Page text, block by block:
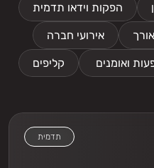
הפקות וידאו תדמית
אירועי חברה
קליפים ואומנים
תדמית